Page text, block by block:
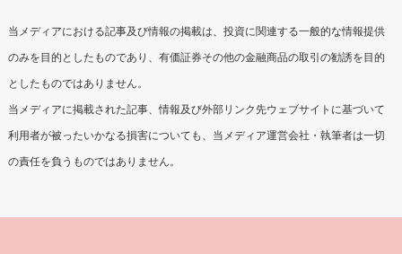
当メディアにおける記事及び情報の掲載は、投資に関連する一般的な情報提供
のみを目的としたものであり、有価証券その他の金融商品の取引の勧誘を目的
としたものではありません。
当メディアに掲載された記事、情報及び外部リンク先ウェブサイトに基づいて
利用者が被ったいかなる損害についても、当メディア運営会社・執筆者は一切
の責任を負うものではありません。